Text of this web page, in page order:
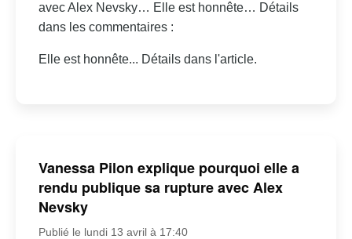
avec Alex Nevsky… Elle est honnête… Détails
dans les commentaires :
Elle est honnête... Détails dans l'article.
Vanessa Pilon explique pourquoi elle a
rendu publique sa rupture avec Alex
Nevsky
Publié le lundi 13 avril à 17:40